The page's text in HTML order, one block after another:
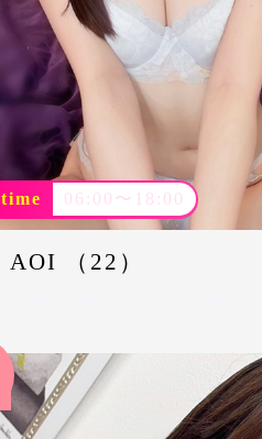
time 06:00〜18:00
AOI （22）